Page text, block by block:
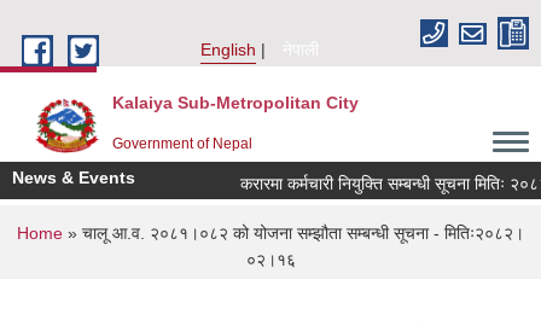
English
नेपाली
Kalaiya Sub-Metropolitan City
Government of Nepal
News & Events करारमा कर्मचारी नियुक्ति सम्बन्धी सूचना मितिः
You are here
Home » चालू आ.व. २०८१।०८२ को योजना सम्झौता सम्बन्धी सूचना - मितिः२०८२।
०२।१६